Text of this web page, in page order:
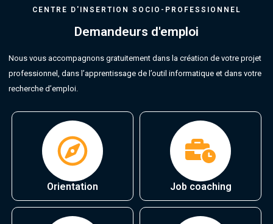
CENTRE D'INSERTION SOCIO-PROFESSIONNEL
Demandeurs d'emploi
Nous vous accompagnons gratuitement dans la création de votre projet
professionnel, dans l’apprentissage de l’outil informatique et dans votre
recherche d’emploi.
Orientation Job coaching